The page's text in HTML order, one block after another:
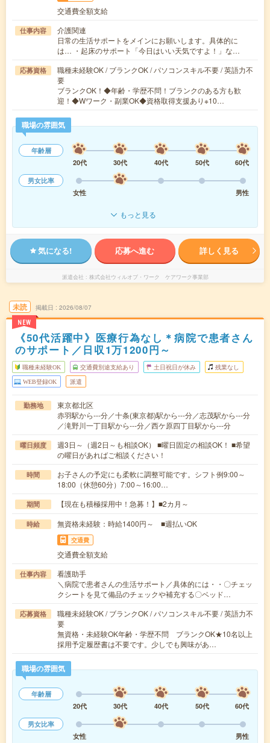
交通費全額支給
仕事内容
介護関連
日常の生活サポートをメインにお願いします。具体的に
は… ・起床のサポート「今日はいい天気ですよ！」な…
応募資格
職種未経験OK / ブランクOK / パソコンスキル不要 / 英語力不
要
ブランクOK！◆年齢・学歴不問！ブランクのある方も歓
迎！◆Wワーク・副業OK◆資格取得支援あり※10…
職場の雰囲気
年齢層
20代
30代 40代 50代
60代
男女比率
女性
男性
もっと見る
気になる! 応募へ進む 詳しく見る
派遣会社 株式会社ウィルオブ・ワーク ケアワーク事業部
未読
NEW
掲載日 2026/08/07
《50代活躍中》医療行為なし＊病院で患者さん
のサポート／日収1万1200円～
職種未経験OK 交通費別途支給あり 土日祝日が休み 残業なし
WEB登録OK 派遣
勤務地
東京都北区
赤羽駅から---分／十条(東京都)駅から---分／志茂駅から---分
／滝野川一丁目駅から---分／西ケ原四丁目駅から---分
曜日頻度
週3日～（週2日～も相談OK） ■曜日固定の相談OK！ ■希望
の曜日があればご相談ください！
時間
お子さんの予定にも柔軟に調整可能です。シフト例9:00～
18:00（休憩60分）7:00～16:00…
期間 【現在も積極採用中！急募！】■2カ月～
時給 無資格未経験：時給1400円～ ■週払いOK
交通費
交通費全額支給
仕事内容
看護助手
＼病院で患者さんの生活サポート／具体的には・・〇チェッ
クシートを見て備品のチェックや補充する〇ベッド…
応募資格
職種未経験OK / ブランクOK / パソコンスキル不要 / 英語力不
要
無資格・未経験OK年齢・学歴不問 ブランクOK★10名以上
採用予定履歴書は不要です。少しでも興味があ…
職場の雰囲気
年齢層
20代
30代 40代 50代
60代
男女比率
女性
男性